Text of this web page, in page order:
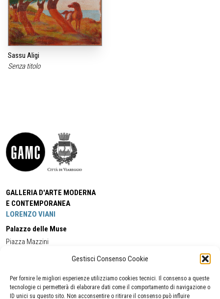
Gestisci Consenso Cookie
Per fornire le migliori esperienze utilizziamo cookies tecnici. Il consenso a queste
tecnologie ci permetterà di elaborare dati come il comportamento di navigazione o
ID unici su questo sito. Non acconsentire o ritirare il consenso può influire
Sassu Aligi
Senza titolo
GALLERIA D'ARTE MODERNA
E CONTEMPORANEA
LORENZO VIANI
Palazzo delle Muse
Piazza Mazzini
Cell:+39 338 5714978 (orario apertura Galleria)
Tel:
+39 0584 944580
(orario 09.00/13.00)
Email:gamc@comune.viareggio.lu.it